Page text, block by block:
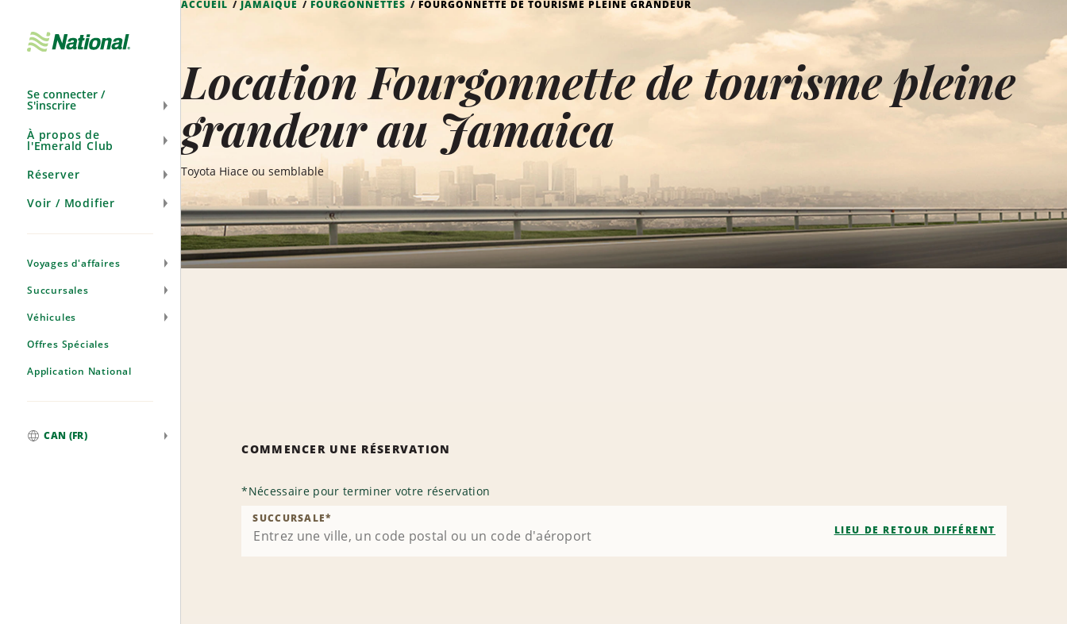
navigation
Se connecter /
S'inscrire
À propos de
l'Emerald Club
Réserver
Voir / Modifier
Voyages d'affaires
Succursales
Véhicules
Offres Spéciales
Application National
CAN (FR)
ACCUEIL JAMAÏQUE FOURGONNETTES FOURGONNETTE DE TOURISME PLEINE GRANDEUR
Location Fourgonnette de tourisme pleine
grandeur au Jamaica
Toyota Hiace ou semblable
COMMENCER UNE RÉSERVATION
*Nécessaire pour terminer votre réservation
SUCCURSALE*
LIEU DE RETOUR DIFFÉRENT